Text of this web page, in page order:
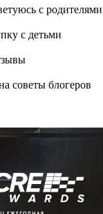
с родителями
с детьми
советы блогеров